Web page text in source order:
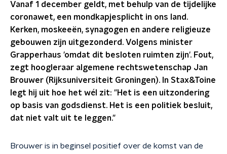
Vanaf 1 december geldt, met behulp van de tijdelijke
coronawet, een mondkapjesplicht in ons land.
Kerken, moskeeën, synagogen en andere religieuze
gebouwen zijn uitgezonderd. Volgens minister
Grapperhaus 'omdat dit besloten ruimten zijn'. Fout,
zegt hoogleraar algemene rechtswetenschap Jan
Brouwer (Rijksuniversiteit Groningen). In Stax&Toine
legt hij uit hoe het wél zit: "Het is een uitzondering
op basis van godsdienst. Het is een politiek besluit,
dat niet valt uit te leggen."
Brouwer is in beginsel positief over de komst van de